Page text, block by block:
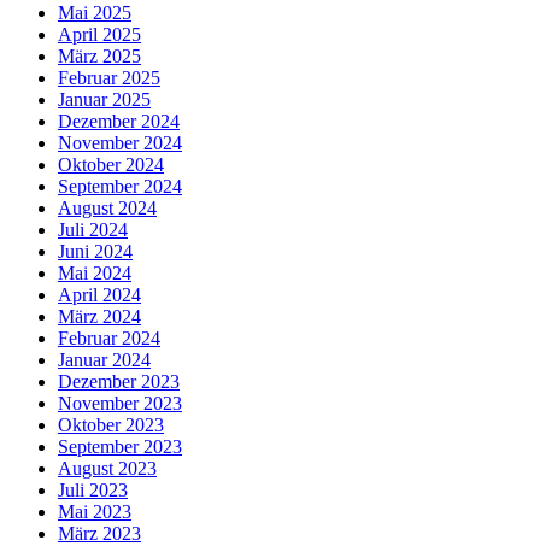
Mai 2025
April 2025
März 2025
Februar 2025
Januar 2025
Dezember 2024
November 2024
Oktober 2024
September 2024
August 2024
Juli 2024
Juni 2024
Mai 2024
April 2024
März 2024
Februar 2024
Januar 2024
Dezember 2023
November 2023
Oktober 2023
September 2023
August 2023
Juli 2023
Mai 2023
März 2023